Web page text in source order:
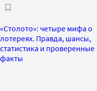
«Столото»: четыре мифа о
лотереях. Правда, шансы,
статистика и проверенные
факты